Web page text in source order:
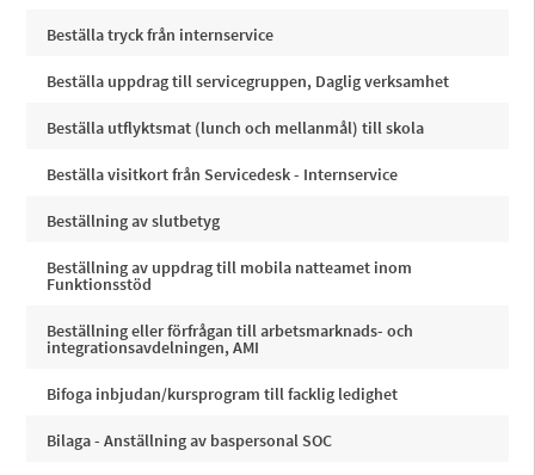
Beställa tryck från internservice
Beställa uppdrag till servicegruppen, Daglig verksamhet
Beställa utflyktsmat (lunch och mellanmål) till skola
Beställa visitkort från Servicedesk - Internservice
Beställning av slutbetyg
Beställning av uppdrag till mobila natteamet inom
Funktionsstöd
Beställning eller förfrågan till arbetsmarknads- och
integrationsavdelningen, AMI
Bifoga inbjudan/kursprogram till facklig ledighet
Bilaga - Anställning av baspersonal SOC